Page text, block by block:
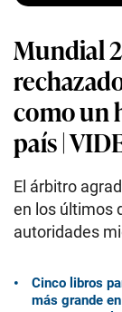
Mundial
como un
país |
El árbitro
en los últimos
autoridades
Cinco libros
más grande